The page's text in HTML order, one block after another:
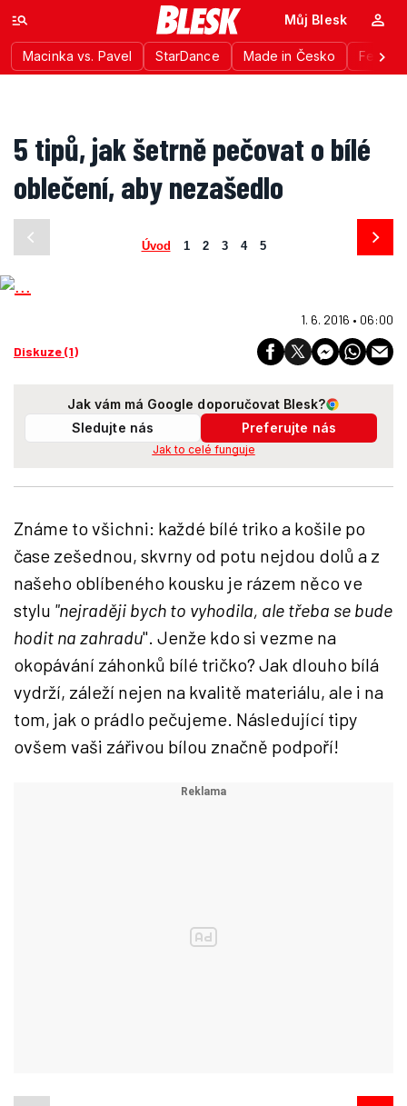
Macinka vs. Pavel StarDance Made in Česko
Můj Blesk
5 tipů, jak šetrně pečovat o bílé
oblečení, aby nezašedlo
Úvod 1 2 3 4 5
1. 6. 2016 • 06:00
Diskuze (1)
Jak vám má Google doporučovat Blesk?
Sledujte nás
Preferujte nás
Jak to celé funguje
Známe to všichni: každé bílé triko a košile po
čase zešednou, skvrny od potu nejdou dolů a z
našeho oblíbeného kousku je rázem něco ve
stylu "nejraději bych to vyhodila, ale třeba se bude
hodit na zahradu". Jenže kdo si vezme na
okopávání záhonků bílé tričko? Jak dlouho bílá
vydrží, záleží nejen na kvalitě materiálu, ale i na
tom, jak o prádlo pečujeme. Následující tipy
ovšem vaši zářivou bílou značně podpoří!